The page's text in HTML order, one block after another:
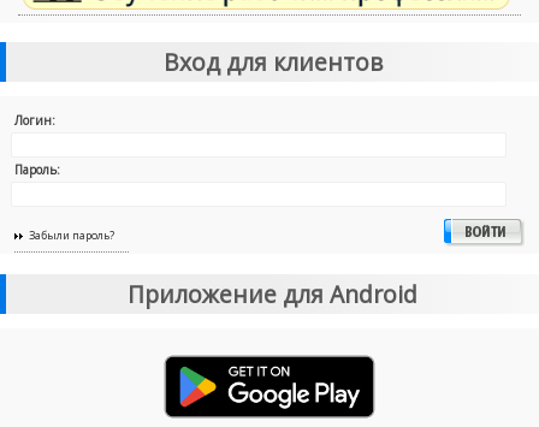
Вход для клиентов
Логин:
Пароль:
Забыли пароль?
Приложение для Android